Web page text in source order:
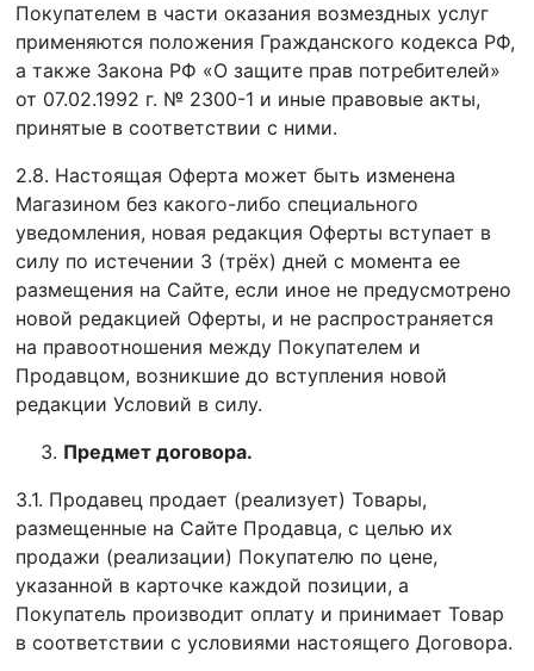
Покупателем в части оказания возмездных услуг
применяются положения Гражданского кодекса РФ,
а также Закона РФ «О защите прав потребителей»
от 07.02.1992 г. № 2300-1 и иные правовые акты,
принятые в соответствии с ними.
2.8. Настоящая Оферта может быть изменена
Магазином без какого-либо специального
уведомления, новая редакция Оферты вступает в
силу по истечении 3 (трёх) дней с момента ее
размещения на Сайте, если иное не предусмотрено
новой редакцией Оферты, и не распространяется
на правоотношения между Покупателем и
Продавцом, возникшие до вступления новой
редакции Условий в силу.
Предмет договора.
3.1. Продавец продает (реализует) Товары,
размещенные на Сайте Продавца, с целью их
продажи (реализации) Покупателю по цене,
указанной в карточке каждой позиции, а
Покупатель производит оплату и принимает Товар
в соответствии с условиями настоящего Договора.